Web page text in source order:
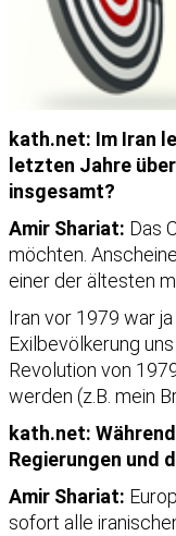
kath.net: Im Iran
letzten Jahre
insgesamt?
Amir Shariat: Das
möchten.
einer der ältesten
Iran vor 1979 war
Exilbevölkerung
Revolution von
werden (z.B. mein
kath.net:
Regierungen und
Amir Shariat:
sofort alle